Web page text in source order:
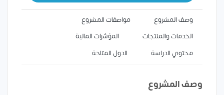
وصف المشروع
مواصفات المشروع
الخدمات والمنتجات
المؤشرات المالية
محتوي الدراسة
الدول المتاحة
وصف المشروع